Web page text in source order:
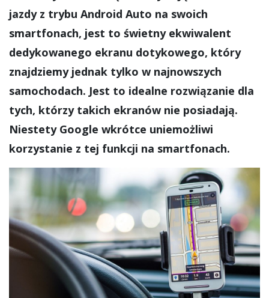
jazdy z trybu Android Auto na swoich
smartfonach, jest to świetny ekwiwalent
dedykowanego ekranu dotykowego, który
znajdziemy jednak tylko w najnowszych
samochodach. Jest to idealne rozwiązanie dla
tych, którzy takich ekranów nie posiadają.
Niestety Google wkrótce uniemożliwi
korzystanie z tej funkcji na smartfonach.